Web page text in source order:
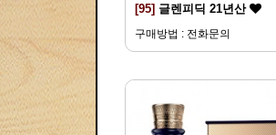
[95] 글렌피딕 21년산
구매방법 : 전화문의